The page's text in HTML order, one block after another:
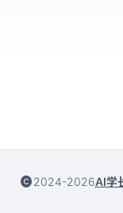
2024-2026AI学